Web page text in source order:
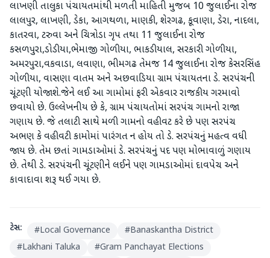
લાખણી તાલુકા પંચાયતમાંથી મળતી માહિતી મુજબ 10 જુલાઈના રોજ
લાલપુર, લાખણી, ડેકા, આગથળા, માણકી, શેરગઢ, કૂવાણા, ડેરા, નાદલા,
કાતરવા, ટરુવા અને ચિત્રોડા ગૃપ તથા 11 જુલાઈના રોજ
કસળપુરા,ડોડીયા,ભેમાજી ગોળીયા, ભાકડીયાલ, સરકારી ગોળીયા,
અમરપુરા,વકવાડા, લવાણા, ભીમગઢ તેમજ 14 જુલાઈના રોજ કેસરસિંહ
ગોળીયા, વાસણા વાતમ અને અછવાડિયા ગ્રામ પંચાયતના ડે. સરપંચની
ચૂંટણી યોજાશે.જેને લઈ આ ગામોમાં ફરી એકવાર રાજકીય ગરમાવો
છવાયો છે. ઉલ્લેખનીય છે કે, ગ્રામ પંચાયતોમાં સરપંચ ગામનો રાજા
ગણાય છે. જે તલાટી સાથે મળી ગામનો વહીવટ કરે છે પણ સરપંચ
અભણ કે વહીવટી કામોમાં પારંગત ન હોય તો ડે. સરપંચનું મહત્વ વધી
જાય છે. તેમ છતાં ગામડાઓમાં ડે. સરપંચનું પદ પણ મોભાવાળું ગણાય
છે. તેથી ડે. સરપંચની ચૂંટણીને લઈને પણ ગામડાઓમાં દાવપેચ અને
કાવાદાવા શરૂ થઈ ગયા છે.
ટેગ્સ: #Local Governance #Banaskantha District
#Lakhani Taluka #Gram Panchayat Elections